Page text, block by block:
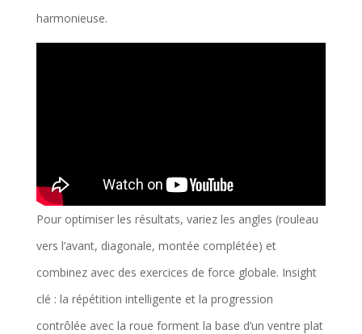
harmonieuse.
Pour optimiser les résultats, variez les angles (rouleau
vers l’avant, diagonale, montée complétée) et
combinez avec des exercices de force globale. Insight
clé : la répétition intelligente et la progression
contrôlée avec la roue forment la base d’un ventre plat